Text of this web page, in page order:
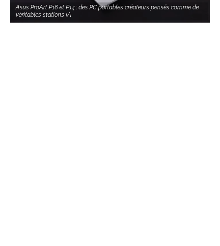
Asus ProArt P16 et P14 : des PC portables créateurs pensés comme de
véritables stations IA